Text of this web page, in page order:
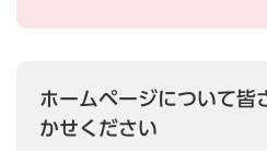
ホームページについて皆
かせください